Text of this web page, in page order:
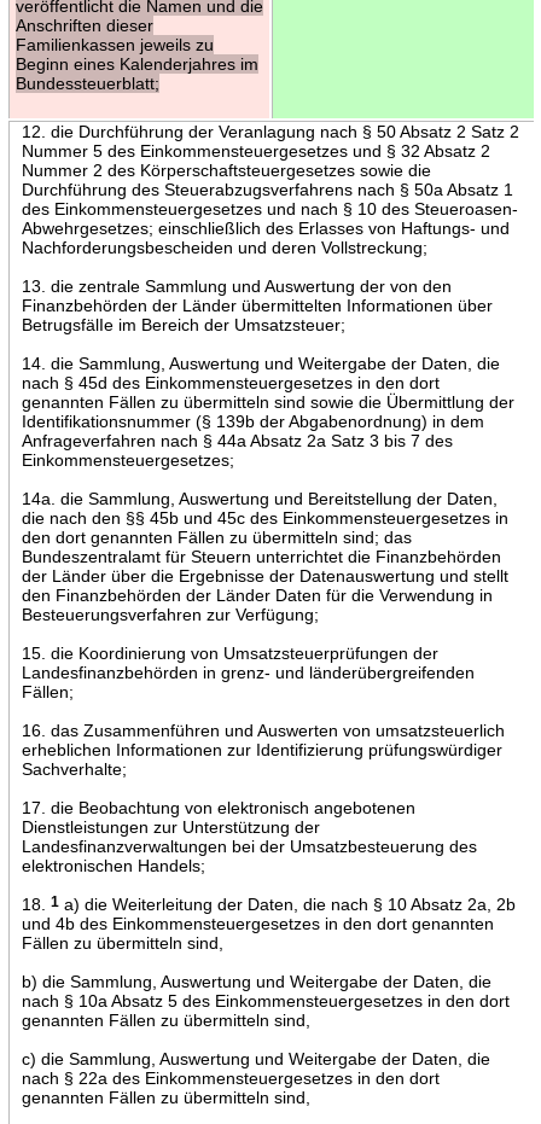
veröffentlicht die Namen und die
Anschriften dieser
Familienkassen jeweils zu
Beginn eines Kalenderjahres im
Bundessteuerblatt;
12. die Durchführung der Veranlagung nach § 50 Absatz 2 Satz 2
Nummer 5 des Einkommensteuergesetzes und § 32 Absatz 2
Nummer 2 des Körperschaftsteuergesetzes sowie die
Durchführung des Steuerabzugsverfahrens nach § 50a Absatz 1
des Einkommensteuergesetzes und nach § 10 des Steueroasen-
Abwehrgesetzes; einschließlich des Erlasses von Haftungs- und
Nachforderungsbescheiden und deren Vollstreckung;
13. die zentrale Sammlung und Auswertung der von den
Finanzbehörden der Länder übermittelten Informationen über
BetrugsfälIe im Bereich der Umsatzsteuer;
14. die Sammlung, Auswertung und Weitergabe der Daten, die
nach § 45d des Einkommensteuergesetzes in den dort
genannten Fällen zu übermitteln sind sowie die Übermittlung der
Identifikationsnummer (§ 139b der Abgabenordnung) in dem
Anfrageverfahren nach § 44a Absatz 2a Satz 3 bis 7 des
Einkommensteuergesetzes;
14a. die Sammlung, Auswertung und Bereitstellung der Daten,
die nach den §§ 45b und 45c des Einkommensteuergesetzes in
den dort genannten Fällen zu übermitteln sind; das
Bundeszentralamt für Steuern unterrichtet die Finanzbehörden
der Länder über die Ergebnisse der Datenauswertung und stellt
den Finanzbehörden der Länder Daten für die Verwendung in
Besteuerungsverfahren zur Verfügung;
15. die Koordinierung von Umsatzsteuerprüfungen der
Landesfinanzbehörden in grenz- und länderübergreifenden
Fällen;
16. das Zusammenführen und Auswerten von umsatzsteuerlich
erheblichen Informationen zur Identifizierung prüfungswürdiger
Sachverhalte;
17. die Beobachtung von elektronisch angebotenen
Dienstleistungen zur Unterstützung der
Landesfinanzverwaltungen bei der Umsatzbesteuerung des
elektronischen Handels;
18.
1a) die Weiterleitung der Daten, die nach § 10 Absatz 2a, 2b
und 4b des Einkommensteuergesetzes in den dort genannten
Fällen zu übermitteln sind,
b) die Sammlung, Auswertung und Weitergabe der Daten, die
nach § 10a Absatz 5 des Einkommensteuergesetzes in den dort
genannten Fällen zu übermitteln sind,
c) die Sammlung, Auswertung und Weitergabe der Daten, die
nach § 22a des Einkommensteuergesetzes in den dort
genannten Fällen zu übermitteln sind,